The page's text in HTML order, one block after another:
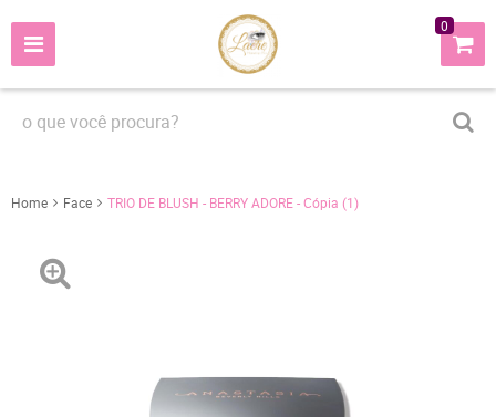
0
Home Face TRIO DE BLUSH - BERRY ADORE - Cópia (1)